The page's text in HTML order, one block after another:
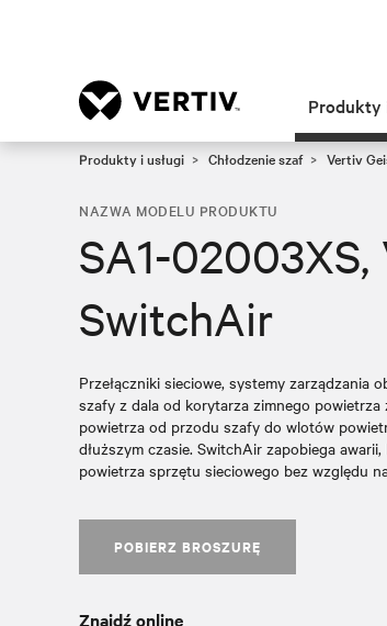
Produkty
Produkty i usługi Chłodzenie szaf Vertiv
NAZWA MODELU PRODUKTU
SA1-
SwitchAir
Przełączniki sieciowe, systemy zarządzania
szafy z dala od korytarza zimnego powietrza
powietrza od przodu szafy do wlotów
dłuższym czasie. SwitchAir zapobiega
powietrza sprzętu sieciowego bez względu
POBIERZ BROSZURĘ
Znajdź online